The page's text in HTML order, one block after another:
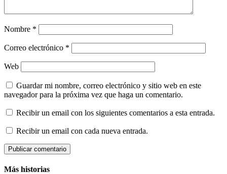
Nombre *
Correo electrónico *
Web
Guardar mi nombre, correo electrónico y sitio web en este
navegador para la próxima vez que haga un comentario.
Recibir un email con los siguientes comentarios a esta entrada.
Recibir un email con cada nueva entrada.
Más historias